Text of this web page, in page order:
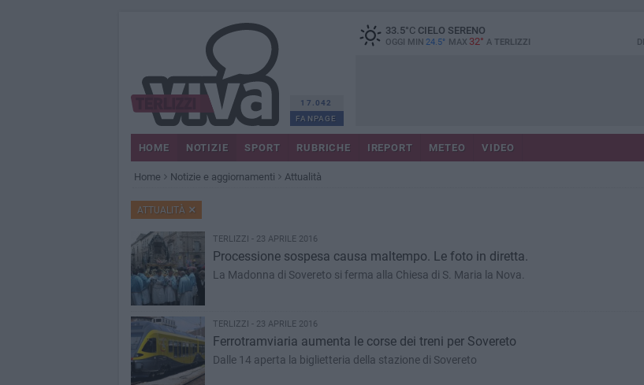
17.042
FANPAGE
33.5°CCIELO SERENO
OGGI MIN 24.5° MAX 32° A TERLIZZI
HOME NOTIZIE SPORT RUBRICHE IREPORT METEO VIDEO
Home Notizie e aggiornamenti Attualità
ATTUALITÀ
TERLIZZI - 23 APRILE 2016
Processione sospesa causa maltempo. Le foto in diretta.
La Madonna di Sovereto si ferma alla Chiesa di S. Maria la Nova.
TERLIZZI - 23 APRILE 2016
Ferrotramviaria aumenta le corse dei treni per Sovereto
Dalle 14 aperta la biglietteria della stazione di Sovereto